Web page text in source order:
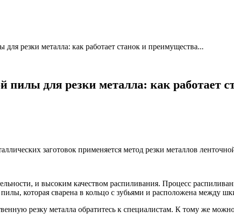
резки металла: как работает станок и преимущества...
пилы для резки металла: как работает
заготовок применяется метод резки металлов
и высоким качеством распиливания. Процесс
которая сварена в кольцо с зубьями и расположена между
резку металла обратитесь к специалистам. К тому же